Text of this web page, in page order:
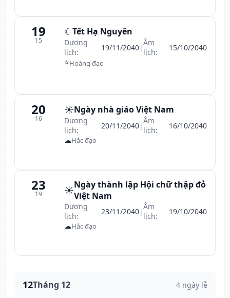
19
15
☾ Tết Hạ Nguyên
Dương
lịch:
19/11/2040|Âm
lịch:
15/10/2040
⭐Hoàng đạo
20
16
☀️Ngày nhà giáo Việt Nam
Dương
lịch:
20/11/2040|Âm
lịch:
16/10/2040
☁Hắc đạo
23
19 ☀️Ngày thành lập Hội chữ thập đỏ
Việt Nam
Dương
lịch:
23/11/2040|Âm
lịch:
19/10/2040
☁Hắc đạo
12Tháng 12 4 ngày lễ